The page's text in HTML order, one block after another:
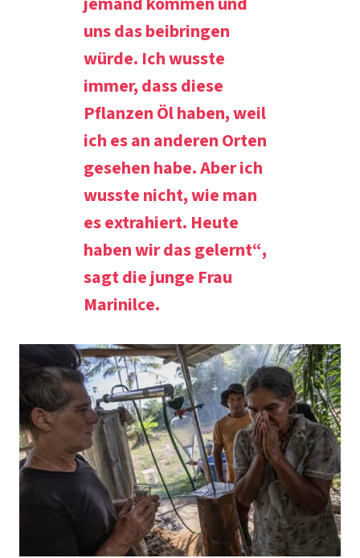
uns das beibringen
würde. Ich wusste
immer, dass diese
Pflanzen Öl haben, weil
ich es an anderen Orten
gesehen habe. Aber ich
wusste nicht, wie man
es extrahiert. Heute
haben wir das gelernt“,
sagt die junge Frau
Marinilce.